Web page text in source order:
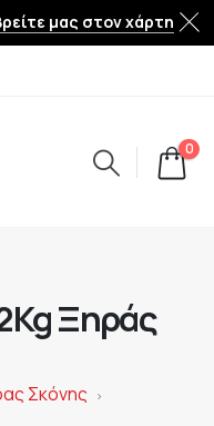
μας στον χάρτη
0
Ξηράς
Σκόνης >